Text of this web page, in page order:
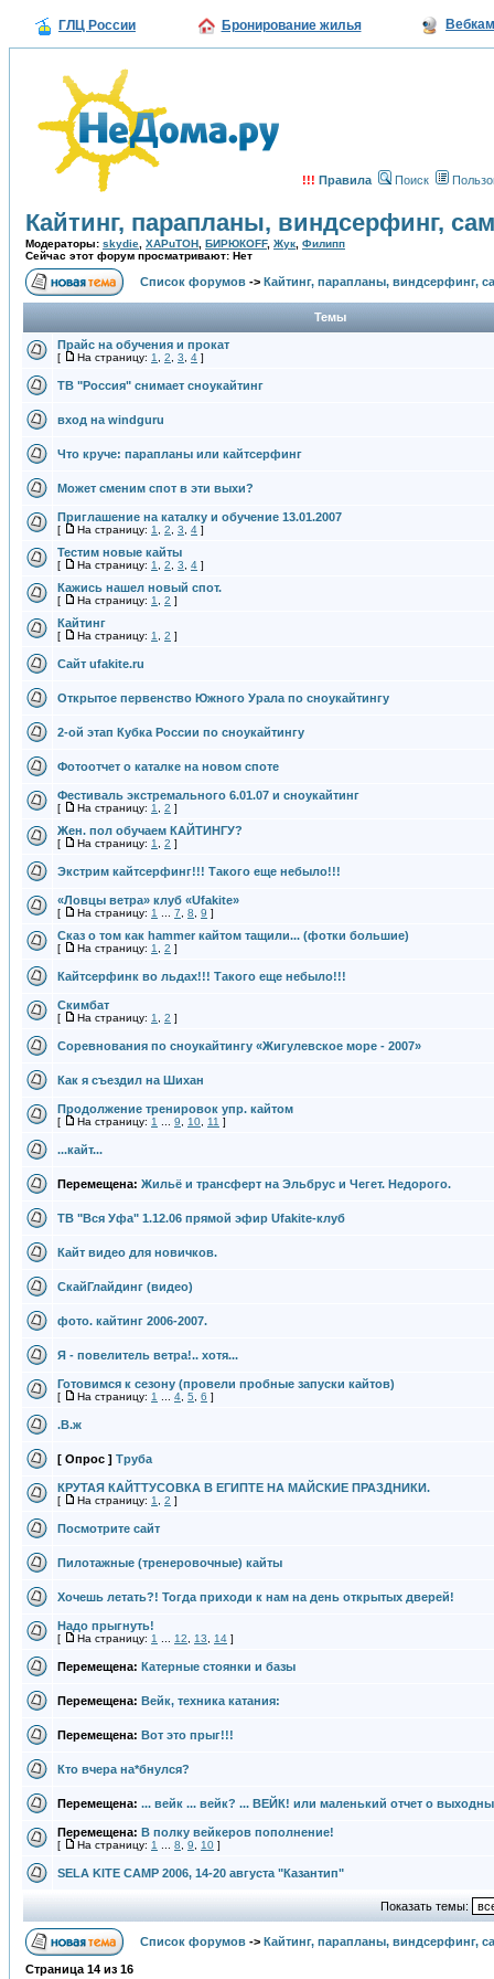
ГЛЦ России Бронирование жилья
!!! Правила Поиск
Кайтинг, парапланы, виндсерфинг,
Модераторы: skydie XAPuTOH БИРЮКOFF, Жук Филипп
Сейчас этот форум просматривают: Нет
Список форумов -> Кайтинг, парапланы, виндсерфинг,
Темы
Прайс на обучения и прокат
[ На страницу: 1 2 3 4 ]
ТВ "Россия" снимает сноукайтинг
вход на windguru
Что круче: парапланы или кайтсерфинг
Может сменим спот в эти выхи?
Приглашение на каталку и обучение 13.01.2007
[ На страницу: 1 2 3 4 ]
Тестим новые кайты
[ На страницу: 1 2 3 4 ]
Кажись нашел новый спот.
[ На страницу: 1 2 ]
Кайтинг
[ На страницу: 1 2 ]
Сайт ufakite.ru
Открытое первенство Южного Урала по сноукайтингу
2-ой этап Кубка России по сноукайтингу
Фотоотчет о каталке на новом споте
Фестиваль экстремального 6.01.07 и сноукайтинг
[ На страницу: 1 2 ]
Жен. пол обучаем КАЙТИНГУ?
[ На страницу: 1 2 ]
Экстрим кайтсерфинг!!! Такого еще небыло!!!
«Ловцы ветра» клуб «Ufakite»
[ На страницу: 1 7 8 9 ]
Сказ о том как hammer кайтом тащили... (фотки большие)
[ На страницу: 1 2 ]
Кайтсерфинк во льдах!!! Такого еще небыло!!!
Скимбат
[ На страницу: 1 2 ]
Соревнования по сноукайтингу «Жигулевское море - 2007»
Как я съездил на Шихан
Продолжение тренировок упр. кайтом
[ На страницу: 1 9 10 11 ]
...кайт...
Перемещена: Жильё и трансферт на Эльбрус и Чегет. Недорого.
ТВ "Вся Уфа" 1.12.06 прямой эфир Ufakite-клуб
Кайт видео для новичков.
СкайГлайдинг (видео)
фото. кайтинг 2006-2007.
Я - повелитель ветра!.. хотя...
Готовимся к сезону (провели пробные запуски кайтов)
[ На страницу: 1 4 5 6 ]
.В.ж
[ Опрос ] Труба
КРУТАЯ КАЙТТУСОВКА В ЕГИПТЕ НА МАЙСКИЕ ПРАЗДНИКИ.
[ На страницу: 1 2 ]
Посмотрите сайт
Пилотажные (тренеровочные) кайты
Хочешь летать?! Тогда приходи к нам на день открытых дверей!
Надо прыгнуть!
[ На страницу: 1 12 13 14 ]
Перемещена: Катерные стоянки и базы
Перемещена: Вейк, техника катания:
Перемещена: Вот это прыг!!!
Кто вчера на*бнулся?
Перемещена: ... вейк ... вейк? ... ВЕЙК! или маленький отчет о
Перемещена: В полку вейкеров пополнение!
[ На страницу: 1 8 9 10 ]
SELA KITE CAMP 2006, 14-20 августа "Казантип"
Показать темы:
Список форумов -> Кайтинг, парапланы, виндсерфинг,
Страница 14 из 16